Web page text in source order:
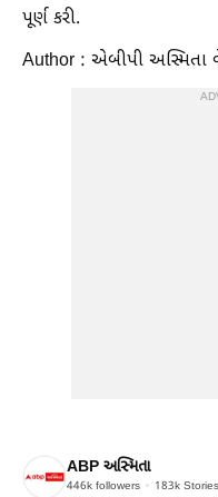
પૂર્ણ કરી.
Author : એબીપી અસ્મિતા
ABP અસ્મિતા
446k followers 183k Stories